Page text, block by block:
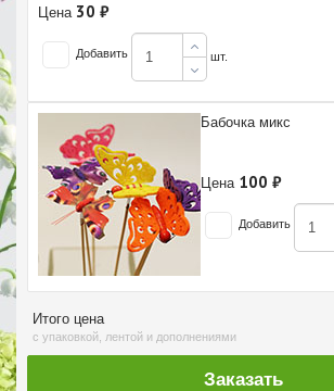
Цена 30 ₽
Добавить шт.
Бабочка микс
Цена 100 ₽
Добавить
Итого цена
с упаковкой, лентой и дополнениями
Заказать